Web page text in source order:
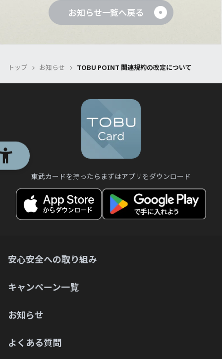
お知らせ一覧へ戻る
トップ お知らせ TOBU POINT 関連規約の改定について
東武カードを持ったらまずはアプリをダウンロード
安心安全への取り組み
キャンペーン一覧
お知らせ
よくある質問